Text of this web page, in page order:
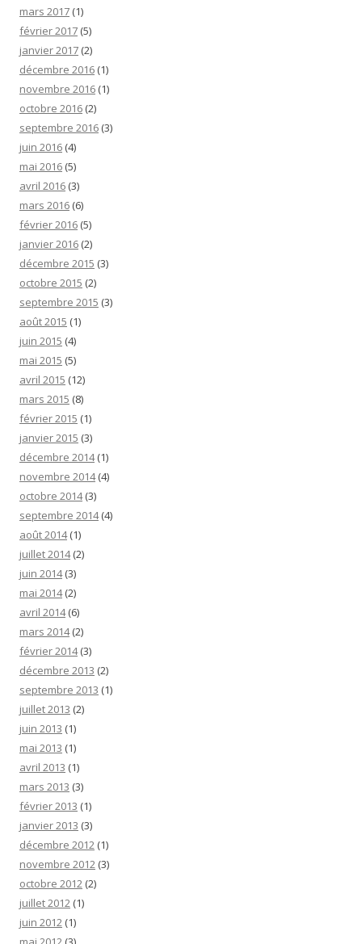
mars 2017 (1)
février 2017 (5)
janvier 2017 (2)
décembre 2016 (1)
novembre 2016 (1)
octobre 2016 (2)
septembre 2016 (3)
juin 2016 (4)
mai 2016 (5)
avril 2016 (3)
mars 2016 (6)
février 2016 (5)
janvier 2016 (2)
décembre 2015 (3)
octobre 2015 (2)
septembre 2015 (3)
août 2015 (1)
juin 2015 (4)
mai 2015 (5)
avril 2015 (12)
mars 2015 (8)
février 2015 (1)
janvier 2015 (3)
décembre 2014(1)
novembre 2014(4)
octobre 2014(3)
septembre 2014(4)
août 2014(1)
juillet 2014(2)
juin 2014(3)
mai 2014(2)
avril 2014(6)
mars 2014(2)
février 2014(3)
décembre 2013 (2)
septembre 2013 (1)
juillet 2013 (2)
juin 2013 (1)
mai 2013 (1)
avril 2013 (1)
mars 2013 (3)
février 2013 (1)
janvier 2013 (3)
décembre 2012 (1)
novembre 2012 (3)
octobre 2012 (2)
juillet 2012 (1)
juin 2012 (1)